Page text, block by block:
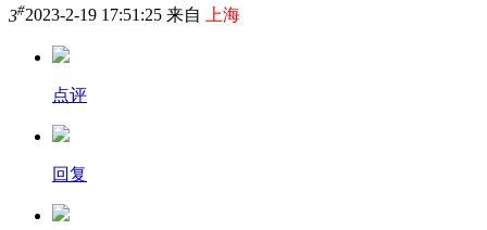
3#2023-2-19 17:51:25 来自 上海
点评
回复